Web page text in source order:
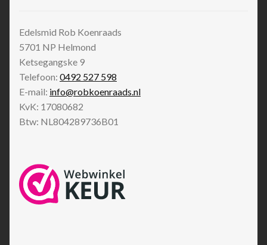
Edelsmid Rob Koenraads
5701 NP Helmond
Ketsegangske 9
Telefoon: 0492 527 598
E-mail: info@robkoenraads.nl
KvK: 17080682
Btw: NL804289736B01